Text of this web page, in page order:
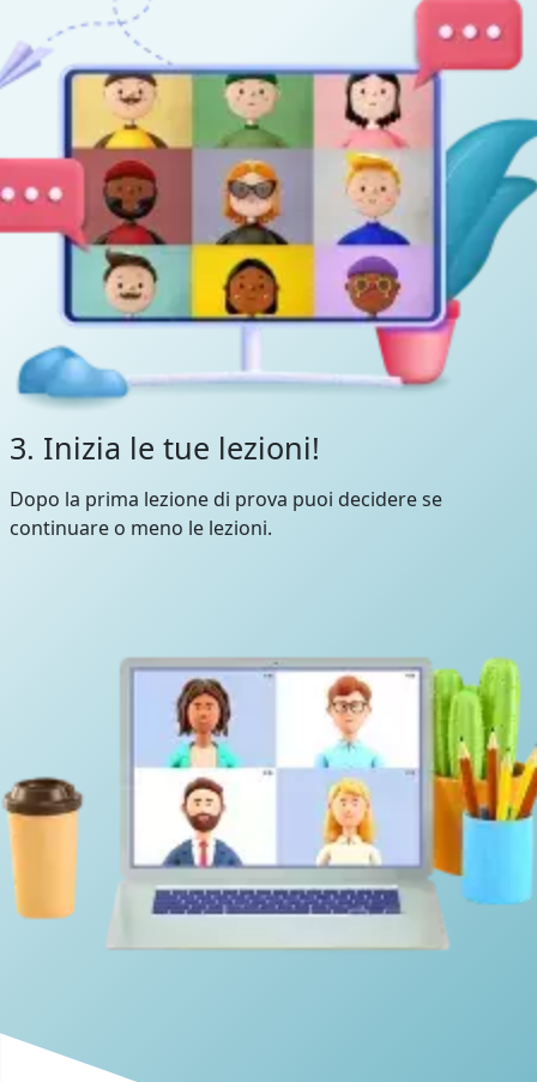
3. Inizia le tue lezioni!
Dopo la prima lezione di prova puoi decidere se
continuare o meno le lezioni.